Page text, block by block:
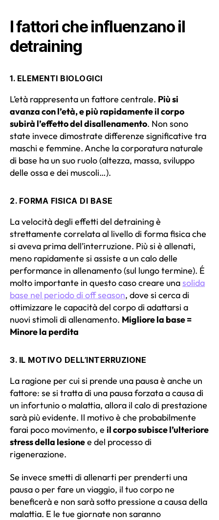
I fattori che influenzano il
detraining
1. ELEMENTI BIOLOGICI
L’età rappresenta un fattore centrale. Più si
avanza con l’età, e più rapidamente il corpo
subirà l’effetto del disallenamento. Non sono
state invece dimostrate differenze significative tra
maschi e femmine. Anche la corporatura naturale
di base ha un suo ruolo (altezza, massa, sviluppo
delle ossa e dei muscoli…).
2. FORMA FISICA DI BASE
La velocità degli effetti del detraining è
strettamente correlata al livello di forma fisica che
si aveva prima dell’interruzione. Più si è allenati,
meno rapidamente si assiste a un calo delle
performance in allenamento (sul lungo termine). É
molto importante in questo caso creare unasolida
base nel periodo di off season, dove si cerca di
ottimizzare le capacità del corpo di adattarsi a
nuovi stimoli di allenamento. Migliore la base =
Minore la perdita
3. IL MOTIVO DELL’INTERRUZIONE
La ragione per cui si prende una pausa è anche un
fattore: se si tratta di una pausa forzata a causa di
un infortunio o malattia, allora il calo di prestazione
sarà più evidente. Il motivo è che probabilmente
farai poco movimento, e il corpo subisce l’ulteriore
stress della lesionee del processo di
rigenerazione.
Se invece smetti di allenarti per prenderti una
pausa o per fare un viaggio, il tuo corpo ne
beneficerà e non sarà sotto pressione a causa della
malattia. E le tue giornate non saranno